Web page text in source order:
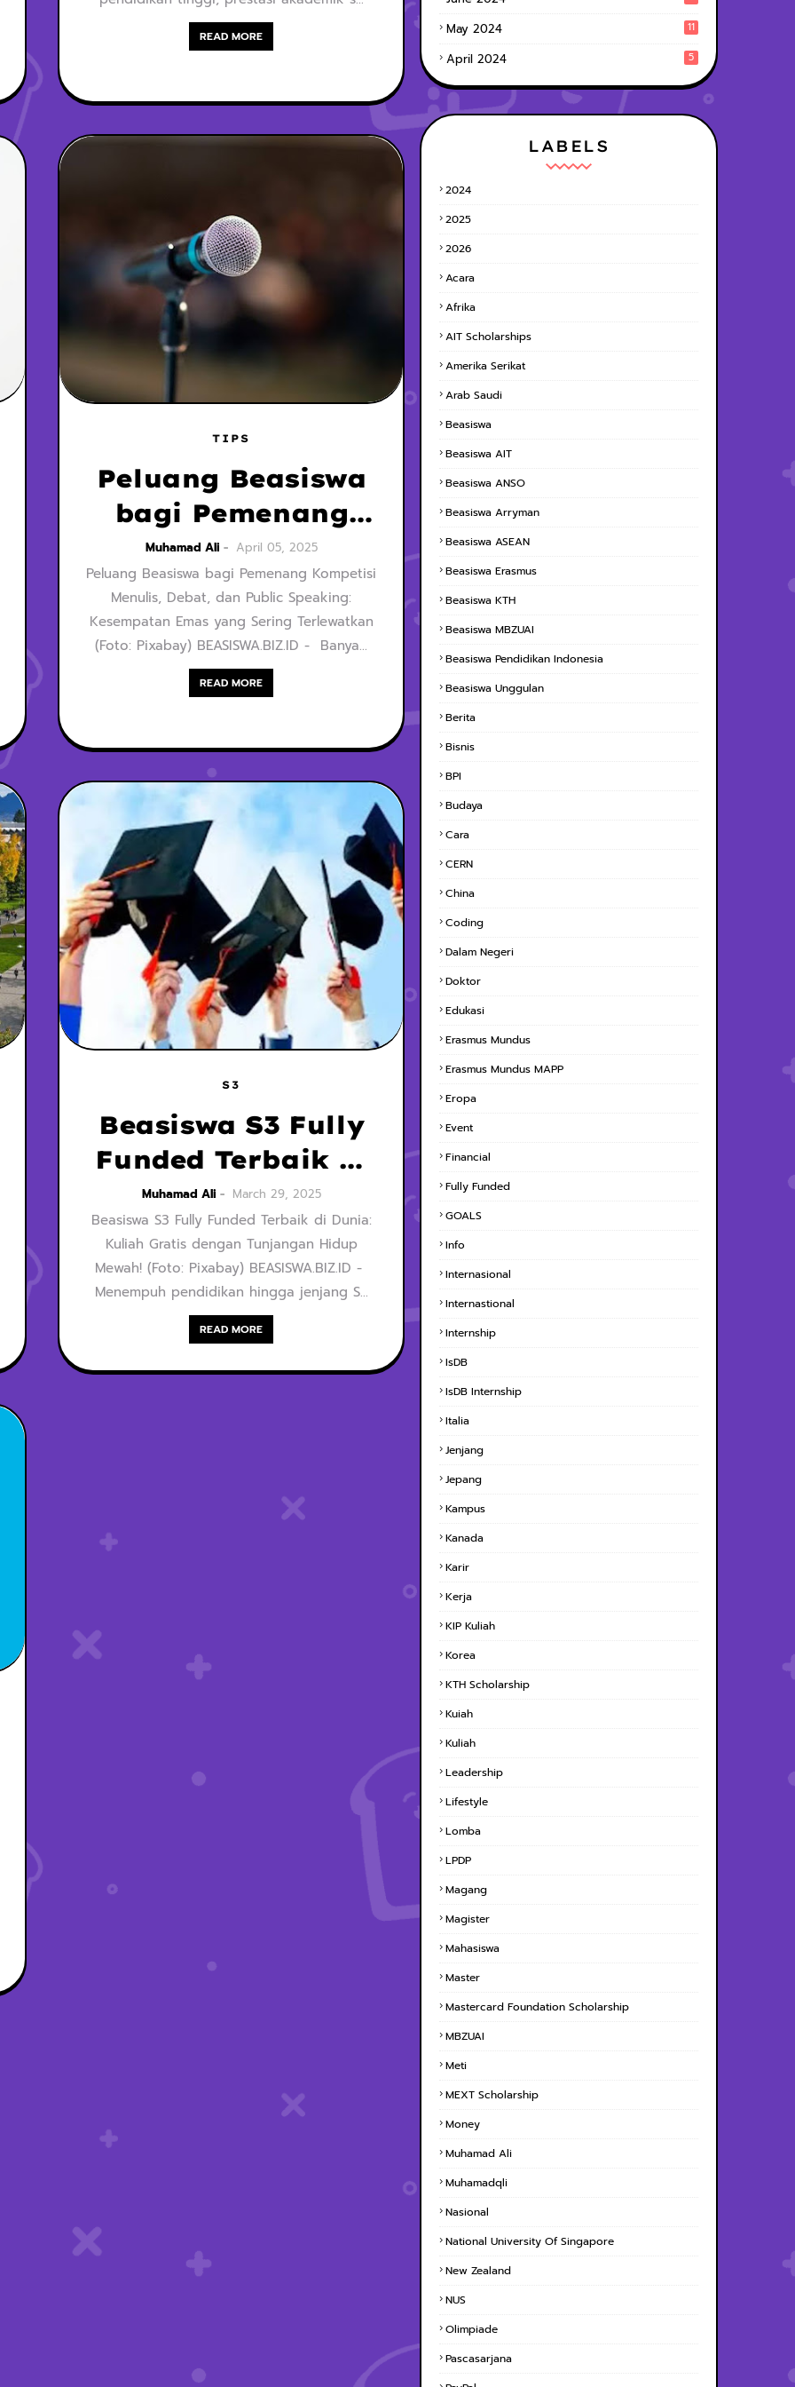
READ MORE
TIPS
Peluang Beasiswa
bagi Pemenang
Kompetisi Menulis,
Debat, dan Public
Speaking:
Kesempatan Emas
yang Sering
Muhamad Ali April 05, 2025
Peluang Beasiswa bagi Pemenang Kompetisi
Menulis, Debat, dan Public Speaking:
Kesempatan Emas yang Sering Terlewatkan
(Foto: Pixabay) BEASISWA.BIZ.ID - Banya…
READ MORE
S3
Beasiswa S3 Fully
Funded Terbaik di
Dunia: Kuliah
Gratis dengan
Tunjangan Hidup
Mewah!
Muhamad Ali March 29, 2025
Beasiswa S3 Fully Funded Terbaik di Dunia:
Kuliah Gratis dengan Tunjangan Hidup
Mewah! (Foto: Pixabay) BEASISWA.BIZ.ID -
Menempuh pendidikan hingga jenjang S…
READ MORE
May 2024 11
April 2024 5
LABELS
2024
2025
2026
Acara
Afrika
AIT Scholarships
Amerika Serikat
Arab Saudi
Beasiswa
Beasiswa AIT
Beasiswa ANSO
Beasiswa Arryman
Beasiswa ASEAN
Beasiswa Erasmus
Beasiswa KTH
Beasiswa MBZUAI
Beasiswa Pendidikan Indonesia
Beasiswa Unggulan
Berita
Bisnis
BPI
Budaya
Cara
CERN
China
Coding
Dalam Negeri
Doktor
Edukasi
Erasmus Mundus
Erasmus Mundus MAPP
Eropa
Event
Financial
Fully Funded
GOALS
Info
Internasional
Internastional
Internship
IsDB
IsDB Internship
Italia
Jenjang
Jepang
Kampus
Kanada
Karir
Kerja
KIP Kuliah
Korea
KTH Scholarship
Kuiah
Kuliah
Leadership
Lifestyle
Lomba
LPDP
Magang
Magister
Mahasiswa
Master
Mastercard Foundation Scholarship
MBZUAI
Meti
MEXT Scholarship
Money
Muhamad Ali
Muhamadqli
Nasional
National University Of Singapore
New Zealand
NUS
Olimpiade
Pascasarjana